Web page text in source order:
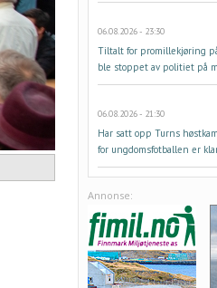
06.08.2026 - 23:30
Tiltalt for promillekjøring
ble stoppet av politiet på
06.08.2026 - 21:30
Har satt opp Turns
for ungdomsfotballen er
Annonse: